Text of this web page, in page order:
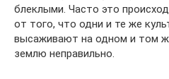
блеклыми. Часто это
от того, что одни и те же
высаживают на одном и том
землю неправильно.